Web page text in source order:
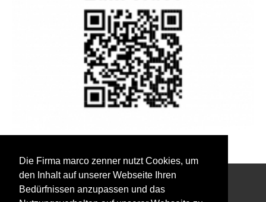
Die Firma marco zenner nutzt Cookies, um
den Inhalt auf unserer Webseite Ihren
Bedürfnissen anzupassen und das
Interessiert an unserem Newsletter?